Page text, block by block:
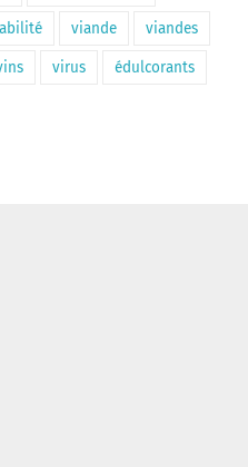
viande viandes
virus édulcorants